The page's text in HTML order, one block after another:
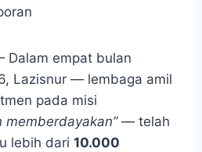
Dalam empat bulan
Lazisnur — lembaga amil
pada misi
memberdayakan”— telah
lebih dari 10.000